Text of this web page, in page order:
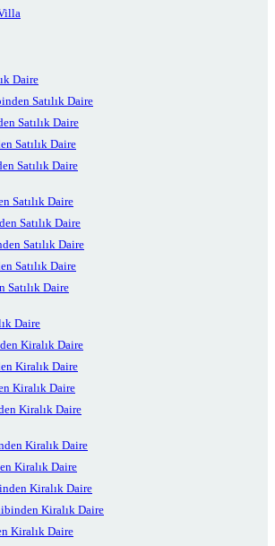
Daire
Satılık Daire
Satılık Daire
Satılık Daire
Satılık Daire
Satılık Daire
Satılık Daire
Satılık Daire
Satılık Daire
Satılık Daire
Daire
Kiralık Daire
Kiralık Daire
Kiralık Daire
Kiralık Daire
Kiralık Daire
Kiralık Daire
Kiralık Daire
Kiralık Daire
Kiralık Daire